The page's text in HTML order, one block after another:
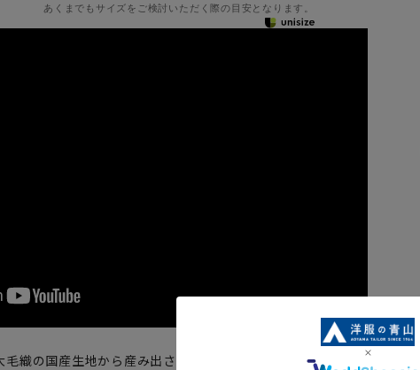
あくまでもサイズをご検討いただく際の目安となります。
織の国産生地から産み出されるトップクラスのプレミアム